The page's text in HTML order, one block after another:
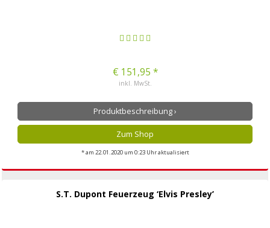
€ 151,95 *
inkl. MwSt.
Produktbeschreibung ›
Zum Shop
* am 22.01.2020 um 0:23 Uhr aktualisiert
S.T. Dupont Feuerzeug ‘Elvis Presley’